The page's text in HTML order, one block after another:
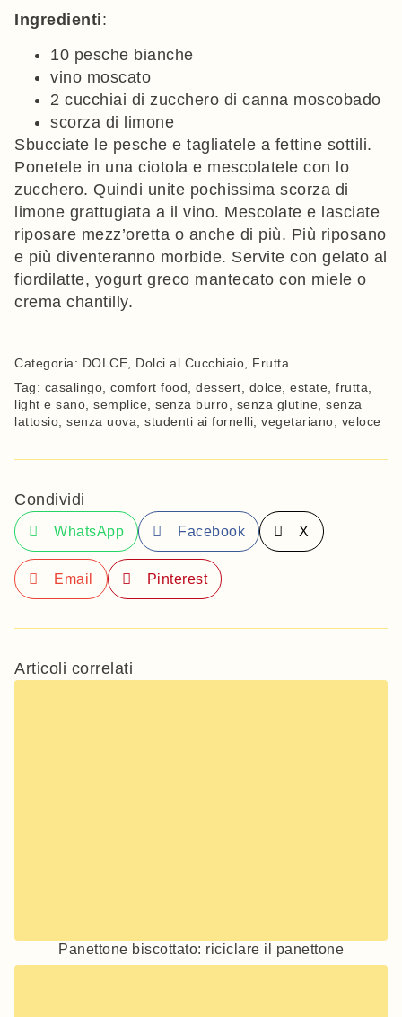
Ingredienti:
10 pesche bianche
vino moscato
2 cucchiai di zucchero di canna moscobado
scorza di limone
Sbucciate le pesche e tagliatele a fettine sottili.
Ponetele in una ciotola e mescolatele con lo
zucchero. Quindi unite pochissima scorza di
limone grattugiata a il vino. Mescolate e lasciate
riposare mezz’oretta o anche di più. Più riposano
e più diventeranno morbide. Servite con gelato al
fiordilatte, yogurt greco mantecato con miele o
crema chantilly.
Categoria: DOLCE, Dolci al Cucchiaio, Frutta
Tag: casalingo, comfort food, dessert, dolce, estate, frutta,
light e sano, semplice, senza burro, senza glutine, senza
lattosio, senza uova, studenti ai fornelli, vegetariano, veloce
Condividi
WhatsApp Facebook X
Email Pinterest
Articoli correlati
Panettone biscottato: riciclare il panettone